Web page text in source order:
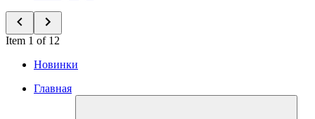
Item 1 of 12
Новинки
Главная